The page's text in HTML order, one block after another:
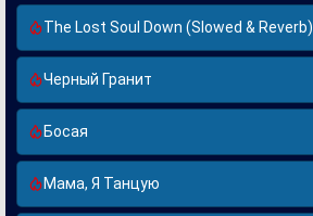
The Lost Soul Down (Slowed & Reverb)
Черный Гранит
Босая
Мама, Я Танцую